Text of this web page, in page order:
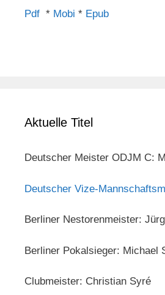
Pdf * Mobi * Epub
Aktuelle Titel
Deutscher Meister ODJM C:
Deutscher Vize-
Berliner Nestorenmeister:
Berliner Pokalsieger: Michael
Clubmeister: Christian Syré